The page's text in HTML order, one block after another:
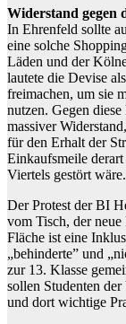
Widerstand gegen
In Ehrenfeld sollte
eine solche
Läden und der
lautete die Devise
freimachen, um sie
nutzen. Gegen
massiver
für den Erhalt der
Einkaufsmeile
Viertels gestört wäre.
Der Protest der BI
vom Tisch, der
Fläche ist eine
„behinderte” und
zur 13. Klasse
sollen Studenten
und dort wichtige